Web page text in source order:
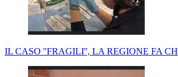
IL CASO ''FRAGILI'', LA REGIONE FA